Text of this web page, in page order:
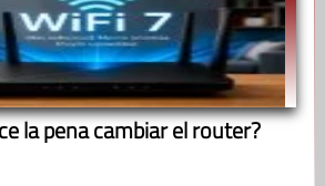
la pena cambiar el router?